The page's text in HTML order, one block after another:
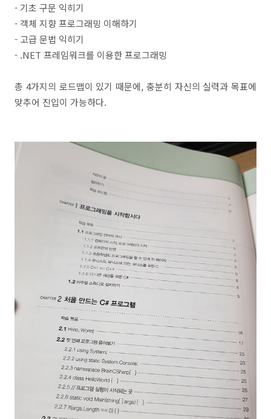
- 기초 구문 익히기
- 객체 지향 프로그래밍 이해하기
- 고급 문법 익히기
- .NET 프레임워크를 이용한 프로그래밍
총 4가지의 로드맵이 있기 때문에, 충분히 자신의 실력과 목표에
맞추어 진입이 가능하다.